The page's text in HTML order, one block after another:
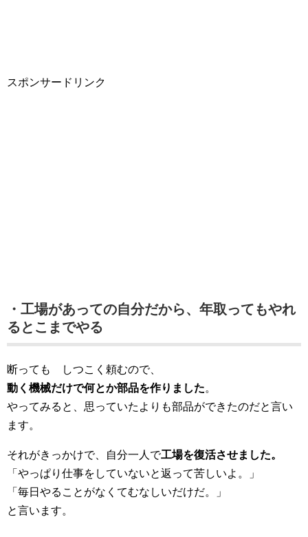
スポンサードリンク
・工場があっての自分だから、年取ってもやれ
るとこまでやる
断っても しつこく頼むので、
動く機械だけで何とか部品を作りました。
やってみると、思っていたよりも部品ができたのだと言い
ます。
それがきっかけで、自分一人で工場を復活させました。
「やっぱり仕事をしていないと返って苦しいよ。」
「毎日やることがなくてむなしいだけだ。」
と言います。